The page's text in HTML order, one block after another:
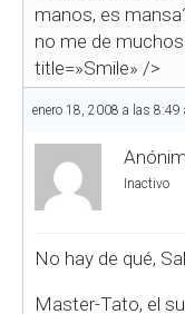
manos, es
no me de
title=»Smile» />
enero 18, 2008 a las 8:49
Inactivo
No hay de qué,
Master-Tato, el